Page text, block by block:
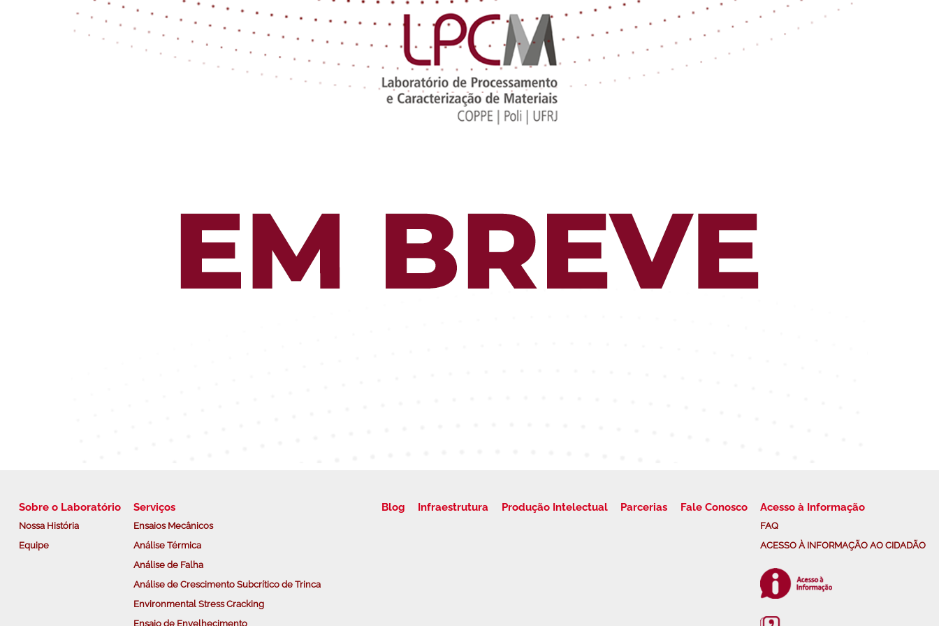
Sobre o Laboratório
Nossa História
Equipe
Serviços
Ensaios Mecânicos
Análise Térmica
Análise de Falha
Análise de Crescimento Subcrítico de Trinca
Environmental Stress Cracking
Ensaio de Envelhecimento
Blog Infraestrutura Produção Intelectual Parcerias Fale Conosco Acesso à Informação
FAQ
ACESSO À INFORMAÇÃO AO CIDADÃO